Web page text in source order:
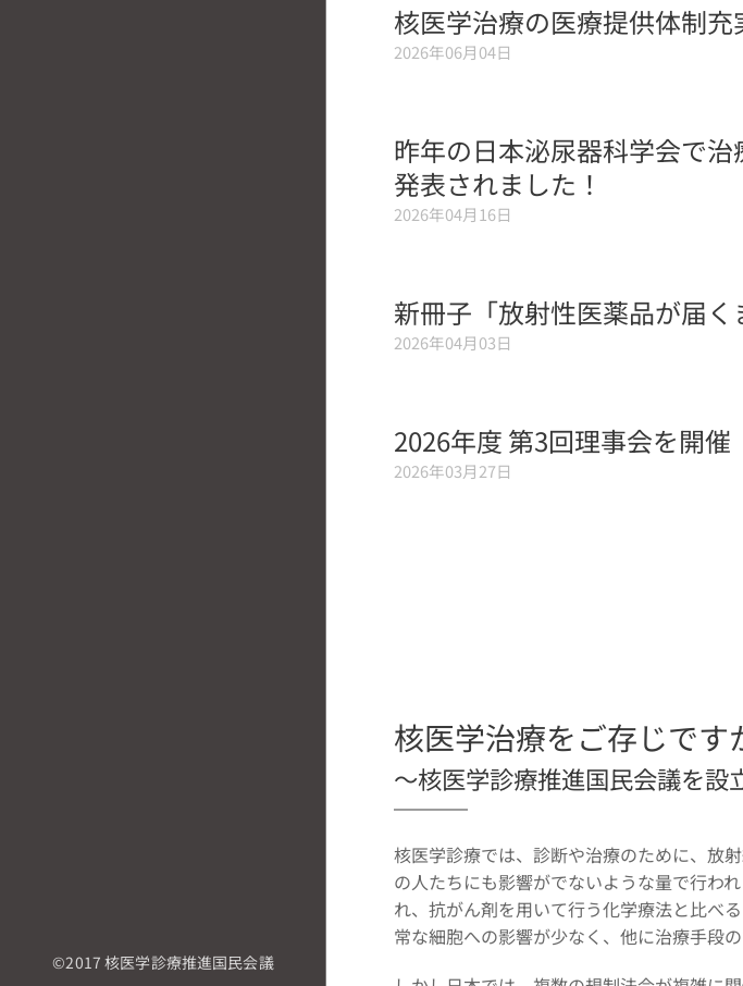
核医学治療の医療提供体制
2026年06月04日
昨年の日本泌尿器科学会で
発表されました！
2026年04月16日
新冊子「放射性医薬品が届
2026年04月03日
2026年度 第3回理事会を開催
2026年03月27日
核医学治療をご存じで
～核医学診療推進国民会議を設
核医学診療では、診断や治療のために、放
の人たちにも影響がでないような量で行わ
れ、抗がん剤を用いて行う化学療法と比べ
常な細胞への影響が少なく、他に治療手段
©2017 核医学診療推進国民会議